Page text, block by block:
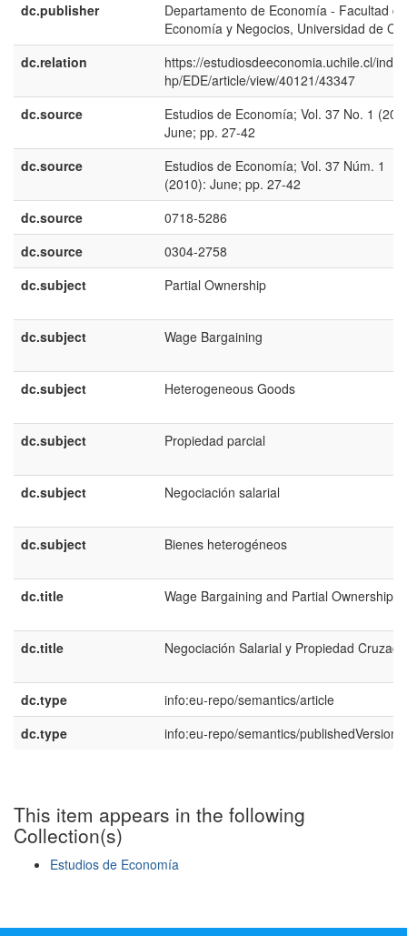
dc.publisher
Departamento de Economía - Facultad de
Economía y Negocios, Universidad de
dc.relation
https://estudiosdeeconomia.uchile.cl/
hp/EDE/article/view/40121/43347
dc.source
Estudios de Economía; Vol. 37 No. 1
June; pp. 27-42
dc.source
Estudios de Economía; Vol. 37 Núm. 1
(2010): June; pp. 27-42
dc.source
0718-5286
dc.source
0304-2758
dc.subject
Partial Ownership
dc.subject Wage Bargaining
dc.subject Heterogeneous Goods
dc.subject Propiedad parcial
dc.subject Negociación salarial
dc.subject Bienes heterogéneos
dc.title Wage Bargaining and Partial Ownership
dc.title Negociación Salarial y Propiedad Cruzada
dc.type
info:eu-repo/semantics/article
dc.type
info:eu-repo/semantics/publishedVersion
This item appears in the following
Collection(s)
Estudios de Economía